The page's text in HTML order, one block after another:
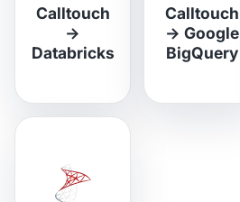
Calltouch
→
Databricks
Calltouch
→ Google
BigQuery